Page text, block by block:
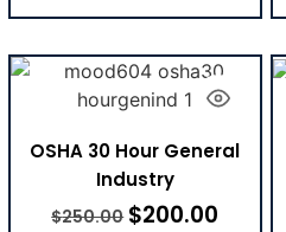
OSHA 30 Hour General
Industry
$250.00 $200.00